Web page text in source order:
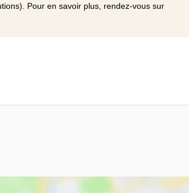
Pour en savoir plus, rendez-vous sur